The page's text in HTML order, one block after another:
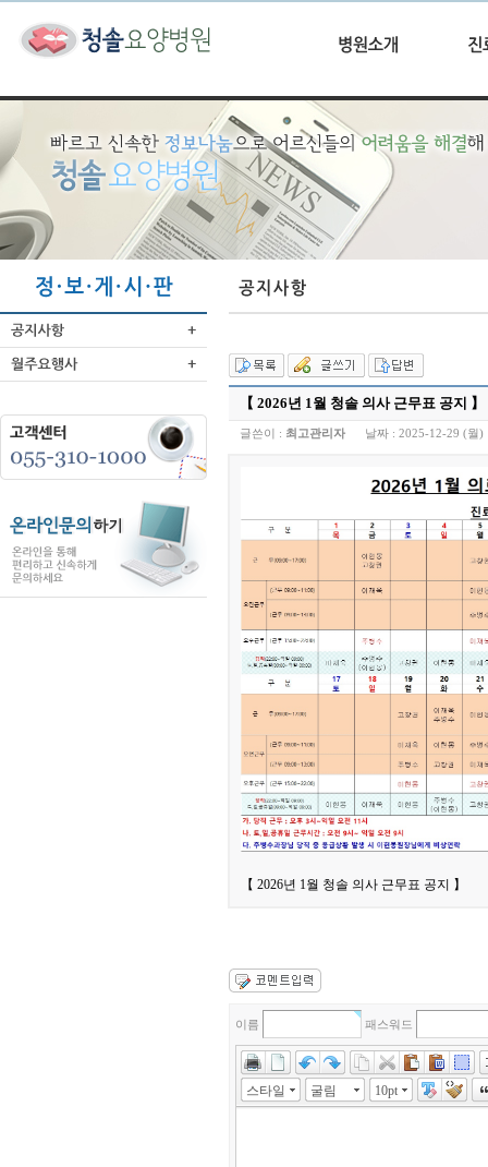
【 2026년 1월 청솔 의사 근무표 공지 】
글쓴이 : 최고관리자 날짜 : 2025-12-29 (월)
【 2026년 1월 청솔 의사 근무표 공지 】
이름 패스워드
스타일 굴림 10pt